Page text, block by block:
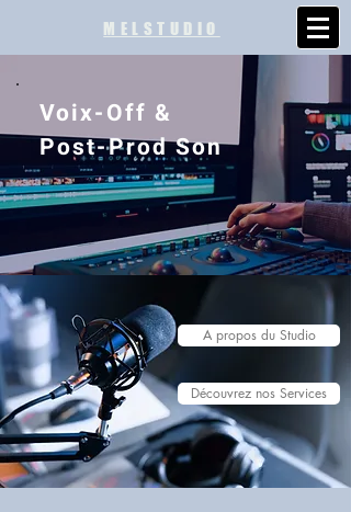
MELSTUDIO
Voix-Off &
Post-Prod Son
A propos du Studio
Découvrez nos Services